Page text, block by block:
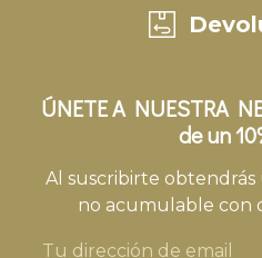
ÚNETE A NUESTRA
de un
Al suscribirte obtendrás
no acumulable con